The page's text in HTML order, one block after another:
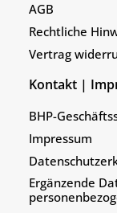
AGB
Rechtliche
Vertrag
Kontakt |
BHP-
Impressum
Ergänzende